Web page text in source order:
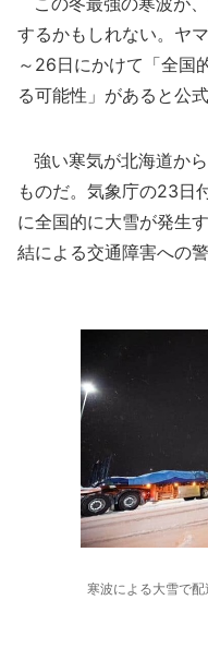
するかもしれない。ヤ
～26日にかけて「全国
る可能性」があると公
強い寒気が北海道か
ものだ。気象庁の23日
に全国的に大雪が発生
結による交通障害への
寒波による大雪で